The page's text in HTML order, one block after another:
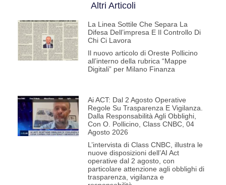
Altri Articoli
La Linea Sottile Che Separa La
Difesa Dell’impresa E Il Controllo Di
Chi Ci Lavora
Il nuovo articolo di Oreste Pollicino
all’interno della rubrica “Mappe
Digitali” per Milano Finanza
Ai ACT: Dal 2 Agosto Operative
Regole Su Trasparenza E Vigilanza.
Dalla Responsabilità Agli Obblighi,
Con O. Pollicino, Class CNBC, 04
Agosto 2026
L’intervista di Class CNBC, illustra le
nuove disposizioni dell’AI Act
operative dal 2 agosto, con
particolare attenzione agli obblighi di
trasparenza, vigilanza e